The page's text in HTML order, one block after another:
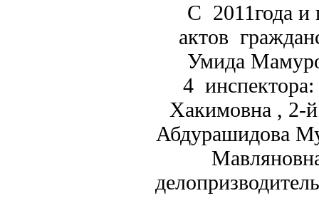
С 2011года и
актов
Умида
4
Хакимовна , 2-
Абдурашидова